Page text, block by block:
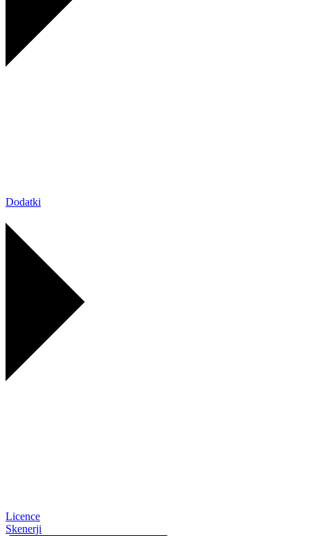
Dodatki
Licence
Skenerji